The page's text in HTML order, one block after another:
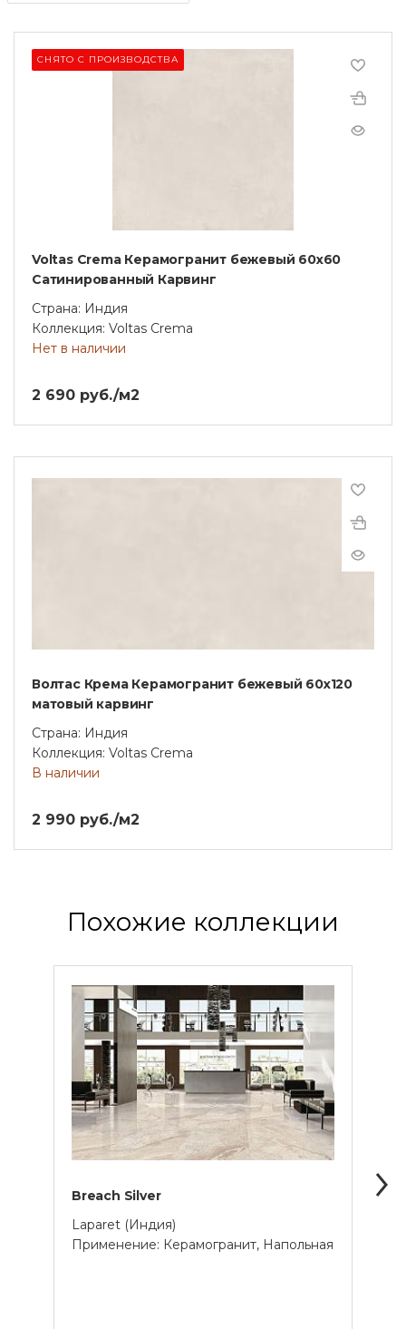
СНЯТО С ПРОИЗВОДСТВА
Voltas Crema Керамогранит бежевый 60x60
Сатинированный Карвинг
Страна: Индия
Коллекция: Voltas Crema
Нет в наличии
2 690 руб./м2
Волтас Крема Керамогранит бежевый 60х120
матовый карвинг
Страна: Индия
Коллекция: Voltas Crema
В наличии
2 990 руб./м2
Похожие коллекции
Breach Silver
Laparet (Индия)
Применение: Керамогранит, Напольная